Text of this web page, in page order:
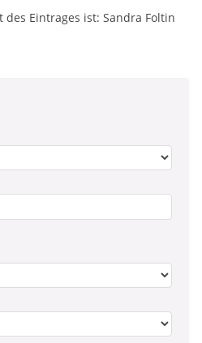
Eintrages ist: Sandra Foltin